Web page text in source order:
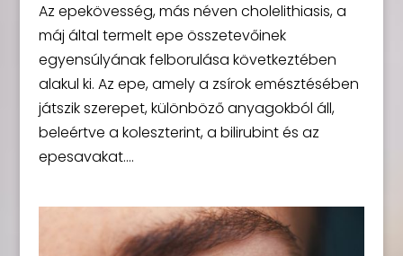
Az epekövesség, más néven cholelithiasis, a
máj által termelt epe összetevőinek
egyensúlyának felborulása következtében
alakul ki. Az epe, amely a zsírok emésztésében
játszik szerepet, különböző anyagokból áll,
beleértve a koleszterint, a bilirubint és az
epesavakat....